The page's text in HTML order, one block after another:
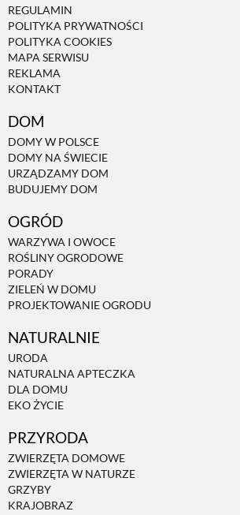
REGULAMIN
POLITYKA PRYWATNOŚCI
POLITYKA COOKIES
MAPA SERWISU
REKLAMA
KONTAKT
DOM
DOMY W POLSCE
DOMY NA ŚWIECIE
URZĄDZAMY DOM
BUDUJEMY DOM
OGRÓD
WARZYWA I OWOCE
ROŚLINY OGRODOWE
PORADY
ZIELEŃ W DOMU
PROJEKTOWANIE OGRODU
NATURALNIE
URODA
NATURALNA APTECZKA
DLA DOMU
EKO ŻYCIE
PRZYRODA
ZWIERZĘTA DOMOWE
ZWIERZĘTA W NATURZE
GRZYBY
KRAJOBRAZ